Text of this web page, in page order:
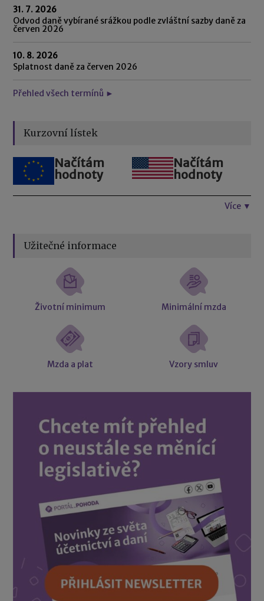
31. 7. 2026
Odvod daně vybírané srážkou podle zvláštní sazby daně za
červen 2026
10. 8. 2026
Splatnost daně za červen 2026
Přehled všech termínů ►
Kurzovní lístek
Načítám
hodnoty
Načítám
hodnoty
Více ▼
Užitečné informace
Životní minimum Minimální mzda
Mzda a plat Vzory smluv